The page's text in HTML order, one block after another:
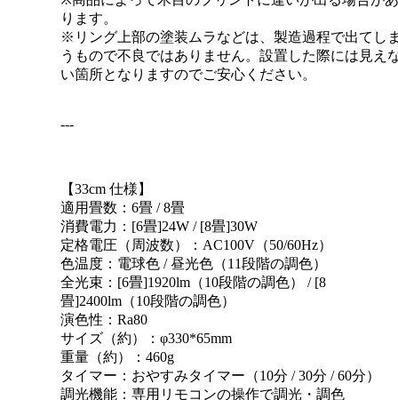
ります。
※リング上部の塗装ムラなどは、製造過程で出てし
うもので不良ではありません。設置した際には見え
い箇所となりますのでご安心ください。
---
【33cm 仕様】
適用畳数：6畳 / 8畳
消費電力：[6畳]24W / [8畳]30W
定格電圧（周波数）：AC100V（50/60Hz）
色温度：電球色 / 昼光色（11段階の調色）
全光束：[6畳]1920lm（10段階の調色） / [8
畳]2400lm（10段階の調色）
演色性：Ra80
サイズ（約）：φ330*65mm
重量（約）：460g
タイマー：おやすみタイマー（10分 / 30分 / 60分）
調光機能：専用リモコンの操作で調光・調色